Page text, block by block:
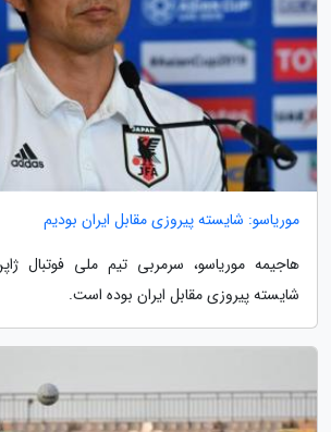
موریاسو: شایسته پیروزی مقابل ایران بودیم
هاجیمه موریاسو، سرمربی تیم ملی فوتبال
شایسته پیروزی مقابل ایران بوده است.